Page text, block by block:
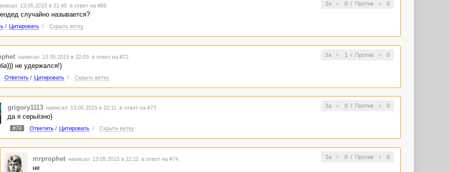
За 0/ Против 0
13.05.2015 в 21:45 в ответ на #66
случайно называется?
/ Цитировать / Скрыть ветку
За 1 / Против 0
написал 13.05.2015 в 22:09 в ответ на #72
не удержался!)
Ответить/ Цитировать / Скрыть ветку
За 0/ Против 0
grigory1113 написал 13.05.2015 в 22:11 в ответ на #73
да я серьёзно)
#74 Ответить/ Цитировать / Скрыть ветку
За 0/ Против 0
mrprophet написал 13.05.2015 в 22:11 в ответ на #74
не